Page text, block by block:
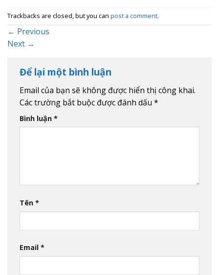
Trackbacks are closed, but you can post a comment.
← Previous
Next →
Để lại một bình luận
Email của bạn sẽ không được hiển thị công khai.
Các trường bắt buộc được đánh dấu *
Bình luận *
Tên *
Email *